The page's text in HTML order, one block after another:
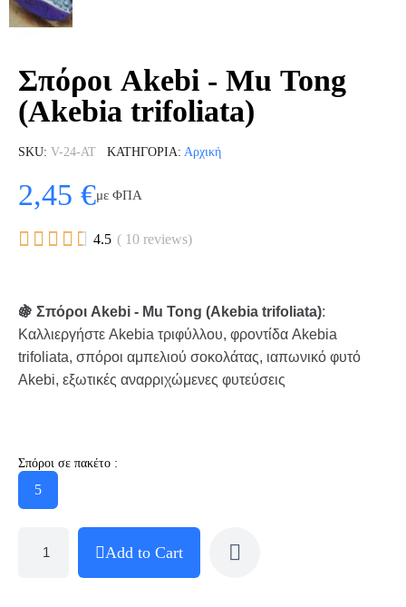
Σπόροι Akebi - Mu Tong
(Akebia trifoliata)
SKU V-24-AT ΚΑΤΗΓΟΡΊΑ Αρχική
2,45 €με ΦΠΑ
     4.5 ( 10 reviews)
🍇 Σπόροι Akebi - Mu Tong (Akebia trifoliata):
Καλλιεργήστε Akebia τριφύλλου, φροντίδα Akebia
trifoliata, σπόροι αμπελιού σοκολάτας, ιαπωνικό φυτό
Akebi, εξωτικές αναρριχώμενες φυτεύσεις
Σπόροι σε πακέτο :
5
Add to Cart